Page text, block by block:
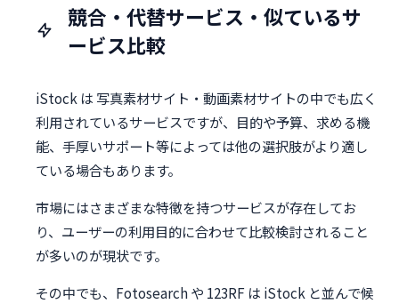
競合・代替サービス・似ているサ
ービス比較
iStock は 写真素材サイト・動画素材サイトの中でも広く
利用されているサービスですが、目的や予算、求める機
能、手厚いサポート等によっては他の選択肢がより適し
ている場合もあります。
市場にはさまざまな特徴を持つサービスが存在してお
り、ユーザーの利用目的に合わせて比較検討されること
が多いのが現状です。
その中でも、Fotosearch や 123RF は iStock と並んで候